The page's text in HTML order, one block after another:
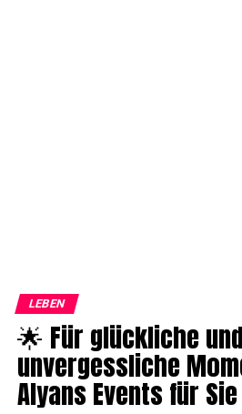
LEBEN
🌟 Für glückliche
unvergessliche
Alyans Events für